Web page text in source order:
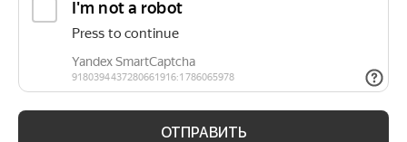
ОТПРАВИТЬ